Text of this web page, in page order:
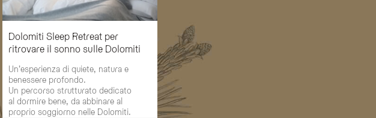
Dolomiti Sleep Retreat per
ritrovare il sonno sulle Dolomiti
Un’esperienza di quiete, natura e
benessere profondo.
Un percorso strutturato dedicato
al dormire bene, da abbinare al
proprio soggiorno nelle Dolomiti.